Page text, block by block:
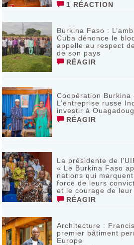
1 RÉACTION
Burkina Faso :
Cuba dénonce le
appelle au respect
de son pays
RÉAGIR
Coopération Burkina
L’entreprise russe
investir à
RÉAGIR
La présidente de
« Le Burkina Faso
nations qui
force de leurs
et le courage de leur
RÉAGIR
‎Architecture :
premier bâtiment
Europe